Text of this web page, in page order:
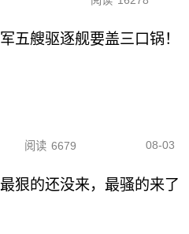
五艘驱逐舰要盖三口锅！
阅读 6679 08-03
狠的还没来，最骚的来了